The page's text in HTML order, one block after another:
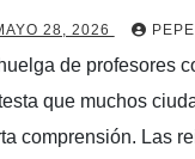
28, 2026
de profesores
que muchos
comprensión. Las